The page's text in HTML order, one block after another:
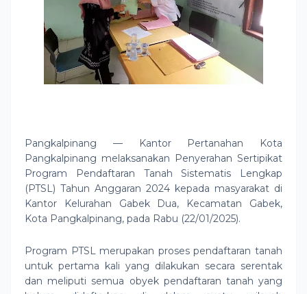
Pangkalpinang — Kantor Pertanahan Kota
Pangkalpinang melaksanakan Penyerahan Sertipikat
Program Pendaftaran Tanah Sistematis Lengkap
(PTSL) Tahun Anggaran 2024 kepada masyarakat di
Kantor Kelurahan Gabek Dua, Kecamatan Gabek,
Kota Pangkalpinang, pada Rabu (22/01/2025).
Program PTSL merupakan proses pendaftaran tanah
untuk pertama kali yang dilakukan secara serentak
dan meliputi semua obyek pendaftaran tanah yang